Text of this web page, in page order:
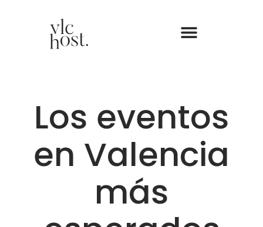
Los eventos
en Valencia
más